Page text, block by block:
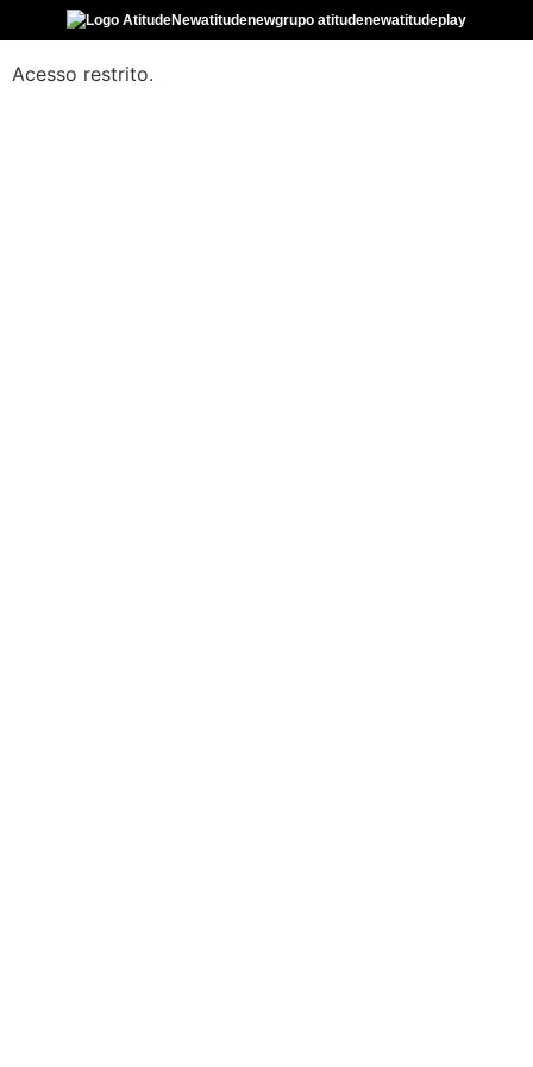
Acesso restrito.
atitudenewgrupo atitudenewatitudeplay